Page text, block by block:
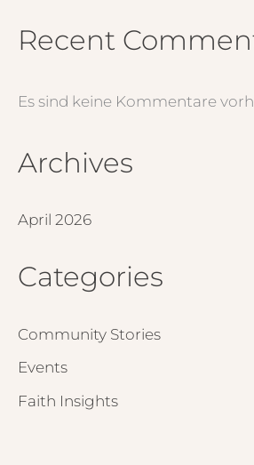
Recent
Es sind keine Kommentare
Archives
April 2026
Categories
Community Stories
Events
Faith Insights